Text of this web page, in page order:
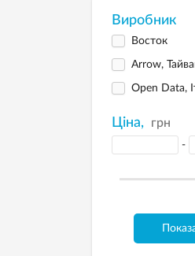
Виробник
Восток
Arrow,
Open Data,
Ціна, грн
-